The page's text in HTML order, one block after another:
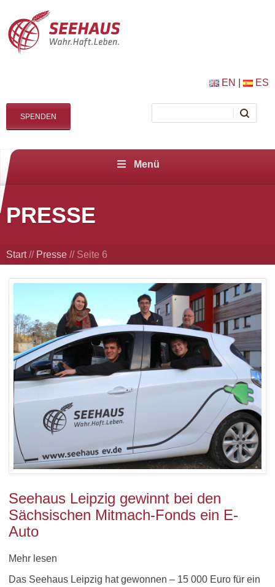
EN ES
SPENDEN
Menü
PRESSE
Start// Presse // Seite 6
Seehaus Leipzig gewinnt bei den
Sächsischen Mitmach-Fonds ein E-
Auto
Mehr lesen
Das Seehaus Leipzig hat gewonnen – 15 000 Euro für ein